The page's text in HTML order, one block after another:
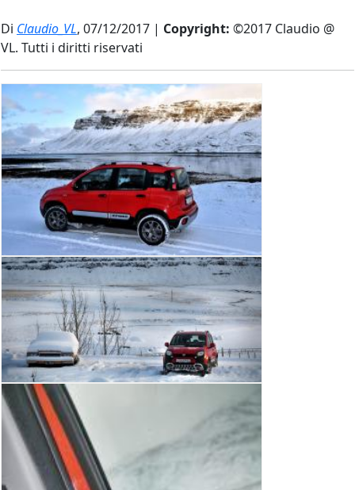
Di Claudio_VL, 07/12/2017 | Copyright: ©2017 Claudio @
VL. Tutti i diritti riservati